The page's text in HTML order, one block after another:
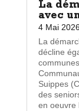
La
avec
4 Mai 2026
La
décline
Suippes
des
en oeuvre